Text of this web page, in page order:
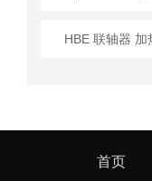
HBE 联轴器
首页